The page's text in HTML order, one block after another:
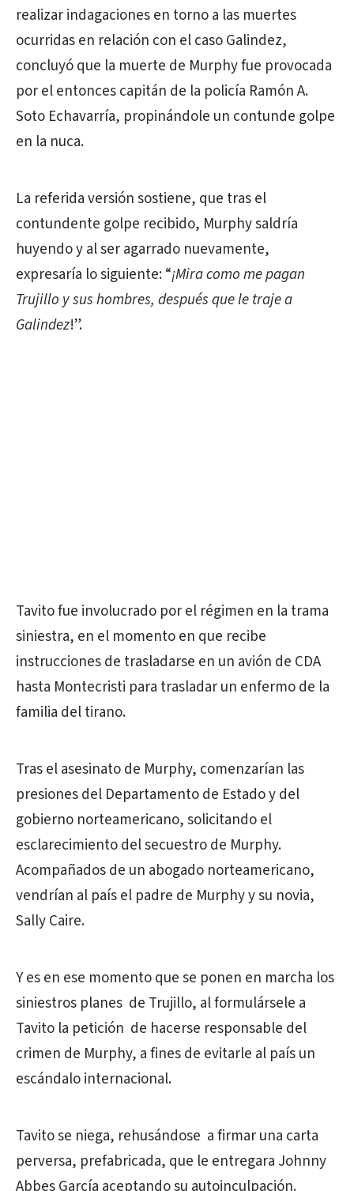
realizar indagaciones en torno a las muertes
ocurridas en relación con el caso Galindez,
concluyó que la muerte de Murphy fue provocada
por el entonces capitán de la policía Ramón A.
Soto Echavarría, propinándole un contunde golpe
en la nuca.
La referida versión sostiene, que tras el
contundente golpe recibido, Murphy saldría
huyendo y al ser agarrado nuevamente,
expresaría lo siguiente: “¡Mira como me pagan
Trujillo y sus hombres, después que le traje a
Galindez!”.
Tavito fue involucrado por el régimen en la trama
siniestra, en el momento en que recibe
instrucciones de trasladarse en un avión de CDA
hasta Montecristi para trasladar un enfermo de la
familia del tirano.
Tras el asesinato de Murphy, comenzarían las
presiones del Departamento de Estado y del
gobierno norteamericano, solicitando el
esclarecimiento del secuestro de Murphy.
Acompañados de un abogado norteamericano,
vendrían al país el padre de Murphy y su novia,
Sally Caire.
Y es en ese momento que se ponen en marcha los
siniestros planes de Trujillo, al formulársele a
Tavito la petición de hacerse responsable del
crimen de Murphy, a fines de evitarle al país un
escándalo internacional.
Tavito se niega, rehusándose a firmar una carta
perversa, prefabricada, que le entregara Johnny